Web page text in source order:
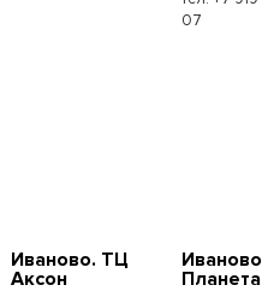
07
Иваново. ТЦ
Аксон
Планета